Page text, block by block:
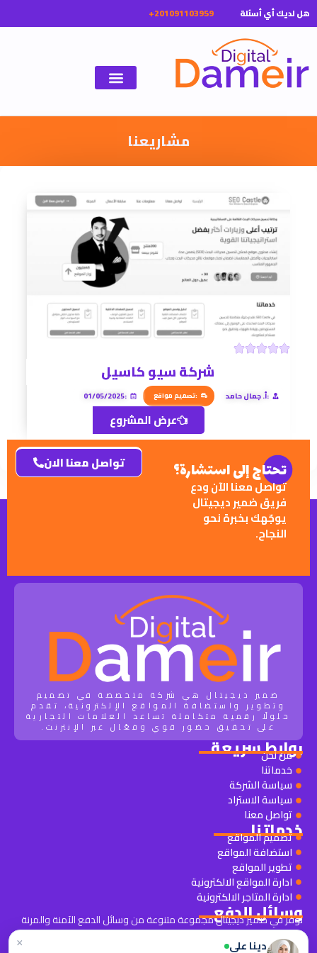
هل لديك أي أسئلة
مشاريعنا
شركة سيو كاسيل
:أ. جمال حامد :تصميم مواقع :01/05/2025
عرض المشروع
تحتاج إلى استشارة؟
تواصل معنا الآن ودع
فريق ضمير ديجيتال
يوجّهك بخبرة نحو
النجاح.
تواصل معنا الان
ضمير ديجيتال هي شركة متخصصة في تصميم
وتطوير واستضافة المواقع الإلكترونية، تقدم
حلولًا رقمية متكاملة تساعد العلامات التجارية
على تحقيق حضور قوي وفعّال عبر الإنترنت.
روابط سريعة
من نحن
خدماتنا
سياسة الشركة
سياسة الاستراد
تواصل معنا
خدماتنا
تصميم المواقع
استضافة المواقع
تطوير المواقع
ادارة المواقع الالكترونية
ادارة المتاجر الالكترونية
وسائل الدفع
نوفر في ضمير ديجيتال مجموعة متنوعة من وسائل الدفع الآمنة والمرنة
لتناسب جميع عملائنا.
× دينا علي